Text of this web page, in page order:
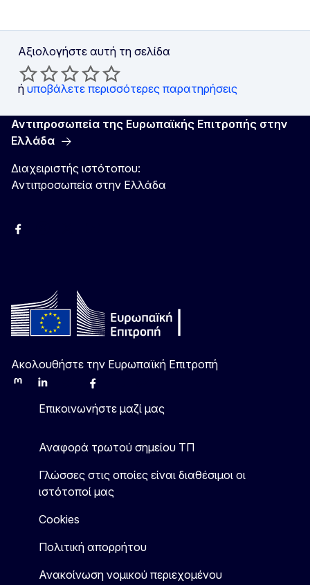
Αξιολογήστε αυτή τη σελίδα
ή υποβάλετε περισσότερες παρατηρήσεις
Αντιπροσωπεία της Ευρωπαϊκής Επιτροπής στην
Ελλάδα
Διαχειριστής ιστότοπου:
Αντιπροσωπεία στην Ελλάδα
Facebook
Ακολουθήστε την Ευρωπαϊκή Επιτροπή
MastodonLinkedInBlueskyFacebook
Επικοινωνήστε μαζί μας
Αναφορά τρωτού σημείου ΤΠ
Γλώσσες στις οποίες είναι διαθέσιμοι οι
ιστότοποί μας
Cookies
Πολιτική απορρήτου
Ανακοίνωση νομικού περιεχομένου